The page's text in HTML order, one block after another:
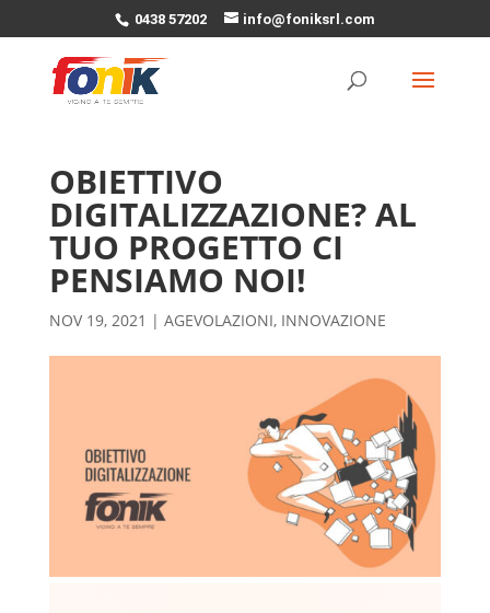
0438 57202 info@foniksrl.com
OBIETTIVO
DIGITALIZZAZIONE? AL
TUO PROGETTO CI
PENSIAMO NOI!
NOV 19, 2021 | AGEVOLAZIONI, INNOVAZIONE